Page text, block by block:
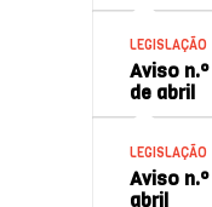
LEGISLAÇÃO
Aviso
de abril
LEGISLAÇÃO
Aviso
abril